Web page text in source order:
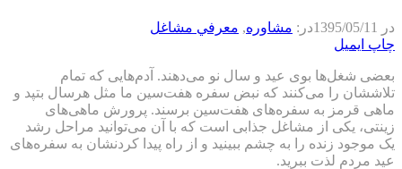
در 1395/05/11در: مشاوره, معرفي مشاغل
چاپ ایمیل
بعضی شغل‌ها بوی عید و سال نو می‌دهند. آدم‌هایی که تمام
تلاششان را می‌کنند که نبض سفره هفت‌سین ما مثل هرسال بتپد و
ماهی قرمز به سفره‌های هفت‌سین برسند. پرورش ماهی‌های
زینتی، یکی از مشاغل جذابی است که با آن می‌توانید مراحل رشد
یک موجود زنده را به چشم ببینید و از راه پیدا کردنشان به سفره‌های
عید مردم لذت ببرید.